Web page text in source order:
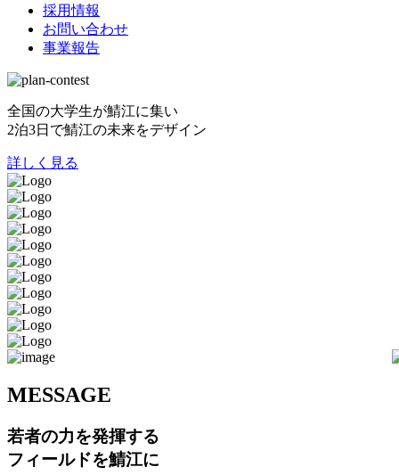
採用情報
お問い合わせ
事業報告
全国の大学生が鯖江に集い
2泊3日で鯖江の未来をデザイン
詳しく見る
MESSAGE
若者の力を発揮する
フィールドを鯖江に